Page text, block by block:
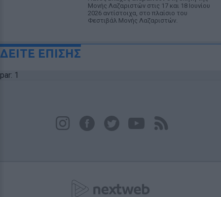
Μονής Λαζαριστών στις 17 και 18 Ιουνίου
2026 αντίστοιχα, στο πλαίσιο του
Φεστιβάλ Μονής Λαζαριστών.
ΔΕΙΤΕ ΕΠΙΣΗΣ
par: 1